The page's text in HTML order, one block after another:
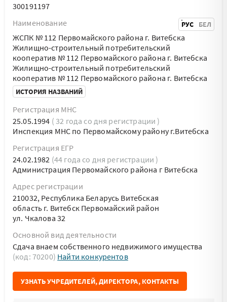
300191197
Наименование
РУС БЕЛ
ЖСПК № 112 Первомайского района г. Витебска
Жилищно-строительный потребительский
кооператив № 112 Первомайского района г. Витебска
Жилищно-строительный потребительский
кооператив № 112 Первомайского района г. Витебска
ИСТОРИЯ НАЗВАНИЙ
Регистрация МНС
25.05.1994 ( 32 года со дня регистрации )
Инспекция МНС по Первомайскому району г.Витебска
Регистрация ЕГР
24.02.1982 (44 года со дня регистрации )
Администрация Первомайского района г Витебска
Адрес регистрации
210032, Республика Беларусь Витебская
область г. Витебск Первомайский район
ул. Чкалова 32
Основной вид деятельности
Сдача внаем собственного недвижимого имущества
(код: 70200) Найти конкурентов
УЗНАТЬ УЧРЕДИТЕЛЕЙ, ДИРЕКТОРА, КОНТАКТЫ